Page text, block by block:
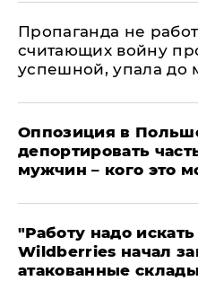
​Пропаганда не
считающих войну
успешной, упала до
Оппозиция в
депортировать
мужчин – кого это
"Работу надо
Wildberries начал
атакованные склады